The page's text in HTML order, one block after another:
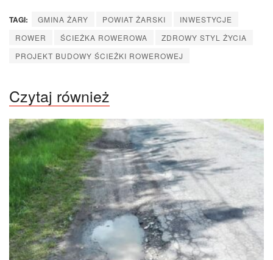
TAGI: GMINA ŻARY POWIAT ŻARSKI
INWESTYCJE
ROWER
ŚCIEŻKA ROWEROWA
ZDROWY STYL ŻYCIA
PROJEKT BUDOWY ŚCIEŻKI ROWEROWEJ
Czytaj również